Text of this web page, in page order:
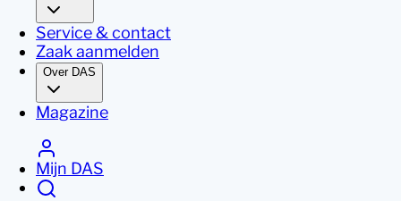
Service & contact
Zaak aanmelden
Over DAS
Magazine
Mijn DAS